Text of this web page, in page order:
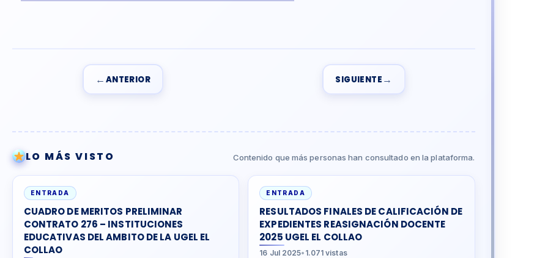
← ANTERIOR SIGUIENTE →
LO MÁS VISTO Contenido que más personas han consultado en la plataforma.
ENTRADA
CUADRO DE MERITOS PRELIMINAR
CONTRATO 276 – INSTITUCIONES
EDUCATIVAS DEL AMBITO DE LA UGEL EL
COLLAO
ENTRADA
RESULTADOS FINALES DE CALIFICACIÓN DE
EXPEDIENTES REASIGNACIÓN DOCENTE
2025 UGEL EL COLLAO
16 Jul 2025• 1.071 vistas